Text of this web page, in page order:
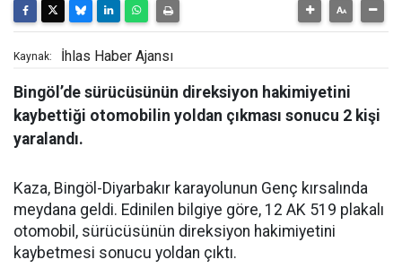
Kaynak: İhlas Haber Ajansı
Bingöl’de sürücüsünün direksiyon hakimiyetini
kaybettiği otomobilin yoldan çıkması sonucu 2 kişi
yaralandı.
Kaza, Bingöl-Diyarbakır karayolunun Genç kırsalında
meydana geldi. Edinilen bilgiye göre, 12 AK 519 plakalı
otomobil, sürücüsünün direksiyon hakimiyetini
kaybetmesi sonucu yoldan çıktı.